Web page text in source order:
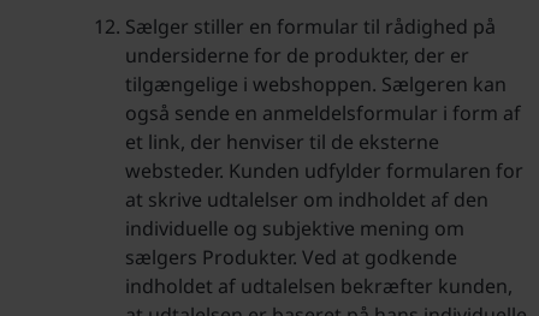
Sælger stiller en formular til rådighed på
undersiderne for de produkter, der er
tilgængelige i webshoppen. Sælgeren kan
også sende en anmeldelsformular i form af
et link, der henviser til de eksterne
websteder. Kunden udfylder formularen for
at skrive udtalelser om indholdet af den
individuelle og subjektive mening om
sælgers Produkter. Ved at godkende
indholdet af udtalelsen bekræfter kunden,